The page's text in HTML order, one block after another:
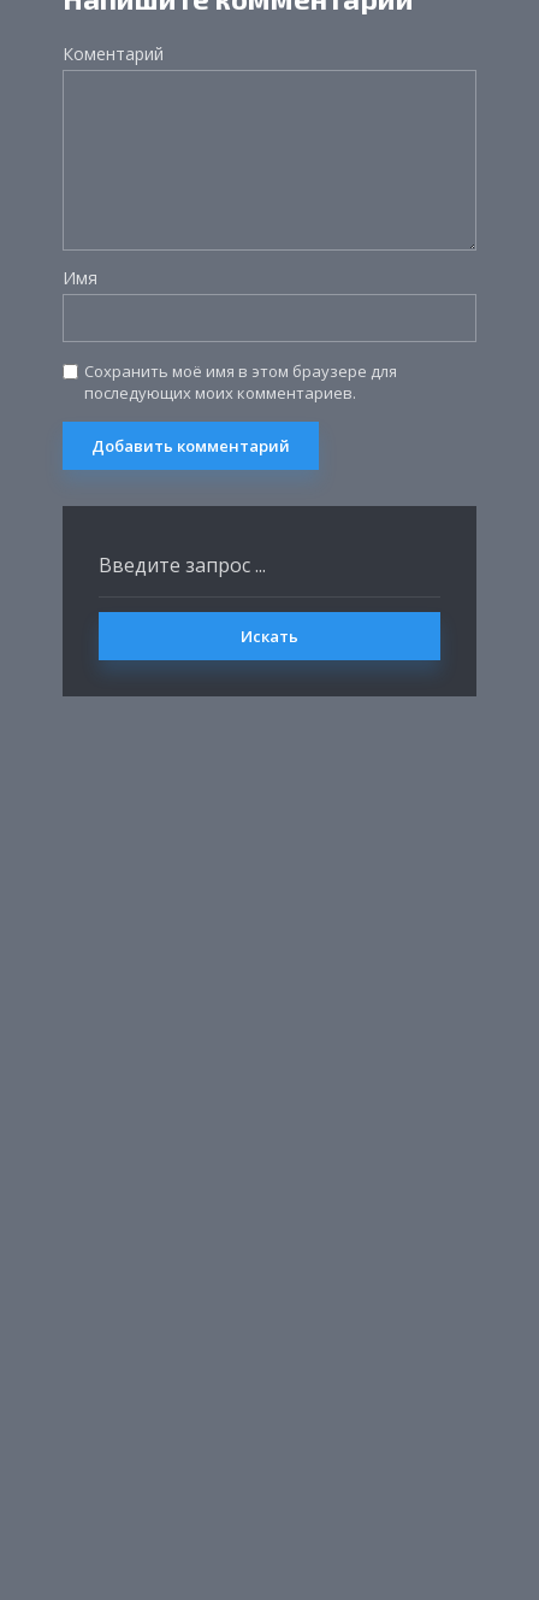
Коментарий
Имя
Сохранить моё имя в этом браузере для
последующих моих комментариев.
Искать